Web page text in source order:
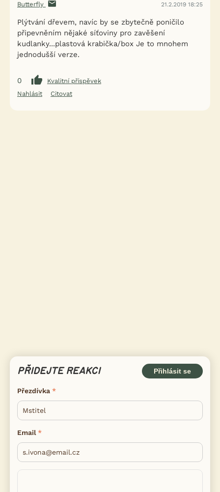
Butterfly 21.2.2019 18:25
Plýtvání dřevem, navíc by se zbytečně poničilo
připevněním nějaké síťoviny pro zavěšení
kudlanky...plastová krabička/box Je to mnohem
jednodušší verze.
0
Kvalitní příspěvek
Nahlásit
Citovat
PŘIDEJTE REAKCI Přihlásit se
Přezdívka
Email